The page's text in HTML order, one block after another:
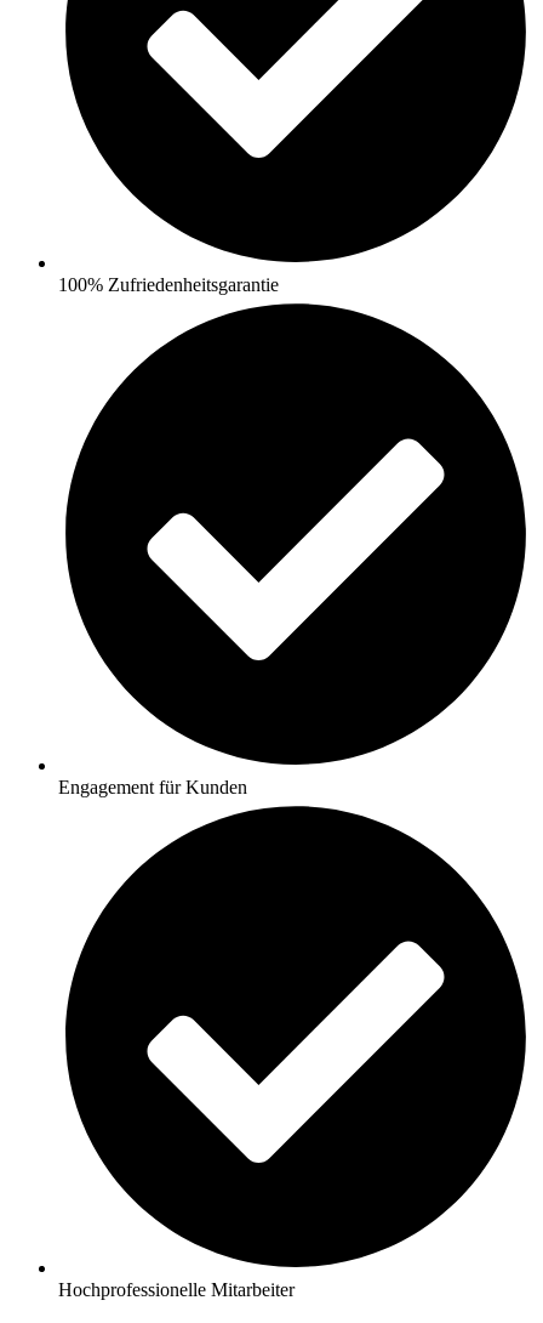
100% Zufriedenheitsgarantie
Engagement für Kunden
Hochprofessionelle Mitarbeiter